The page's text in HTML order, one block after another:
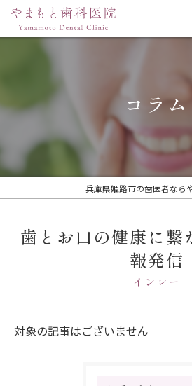
コラム
兵庫県姫路市の歯医者なら
歯とお口の健康に繋
報発信
インレー
対象の記事はございません